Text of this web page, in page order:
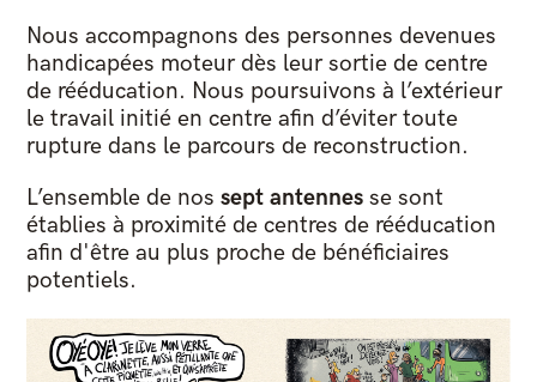
Nous accompagnons des personnes devenues
handicapées moteur dès leur sortie de centre
de rééducation. Nous poursuivons à l’extérieur
le travail initié en centre afin d’éviter toute
rupture dans le parcours de reconstruction.
L’ensemble de nossept antennes se sont
établies à proximité de centres de rééducation
afin d'être au plus proche de bénéficiaires
potentiels.